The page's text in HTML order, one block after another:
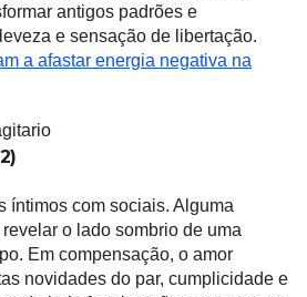
antigos padrões e
e sensação de libertação.
a afastar energia negativa na
íntimos com sociais. Alguma
o lado sombrio de uma
Em compensação, o amor
novidades do par, cumplicidade e